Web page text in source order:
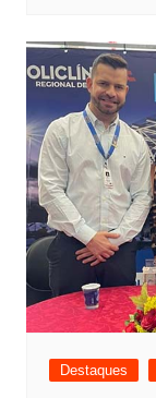
Destaques